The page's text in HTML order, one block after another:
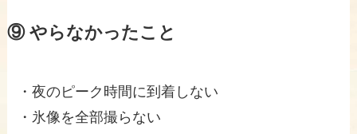
⑨ やらなかったこと
・夜のピーク時間に到着しない
・氷像を全部撮らない